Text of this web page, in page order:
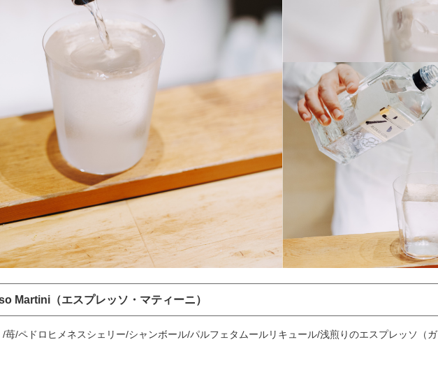
Martini（エスプレッソ・マティーニ）
/苺/ペドロヒメネスシェリー/シャンボール/パルフェタムールリキュール/浅煎りのエスプレッソ（